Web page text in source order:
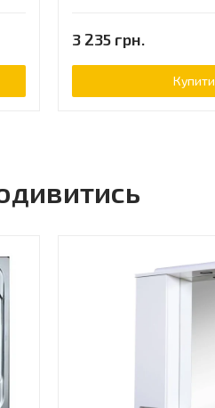
3 235 грн.
Купити